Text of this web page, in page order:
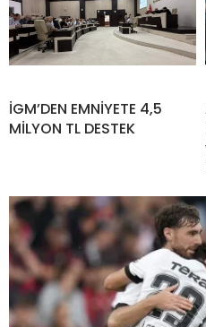
İGM’DEN EMNİYETE 4,5
MİLYON TL DESTEK